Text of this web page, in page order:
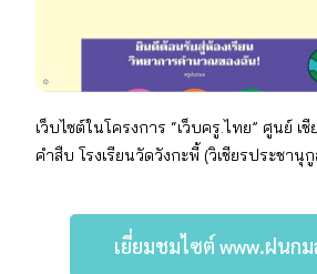
เว็บไซต์ในโครงการ “เว็บครู.ไทย” ศูนย์ เชี
คำสืบโรงเรียนวัดวังกะพี้ (วิเชียรประชานุ
เยี่ยมชมไซต์ www.ฝนก